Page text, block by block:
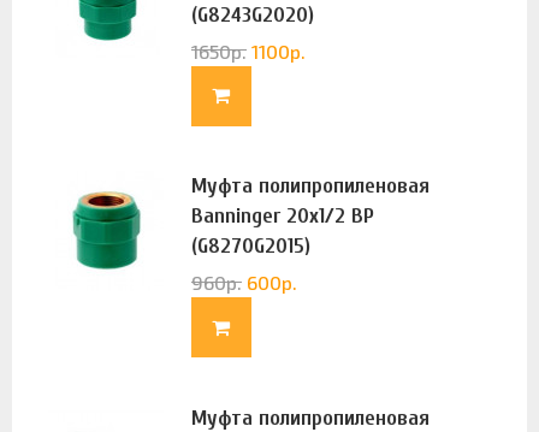
(G8243G2020)
1650р. 1100р.
Муфта полипропиленовая
Banninger 20х1/2 ВР
(G8270G2015)
960р. 600р.
Муфта полипропиленовая